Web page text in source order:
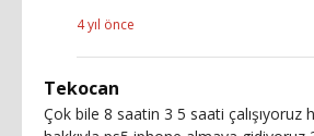
4 yıl önce
Tekocan
Çok bile 8 saatin 3 5 saati çalışıyoruz